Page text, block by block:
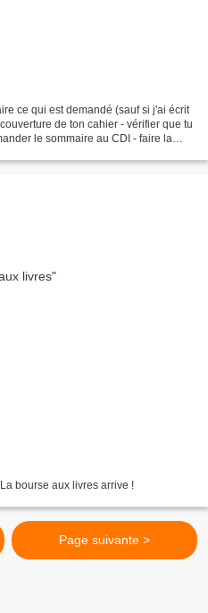
ce qui est demandé (sauf si j'ai écrit
de ton cahier - vérifier que tu
le sommaire au CDI - faire la
bourse aux livres arrive !
Page suivante >